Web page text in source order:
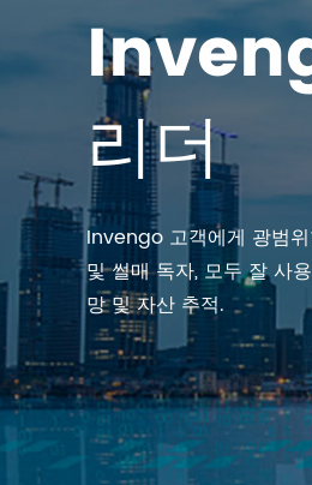
리더
Invengo 고객에게 광범
및 썰매 독자, 모두 잘 사
망 및 자산 추적.